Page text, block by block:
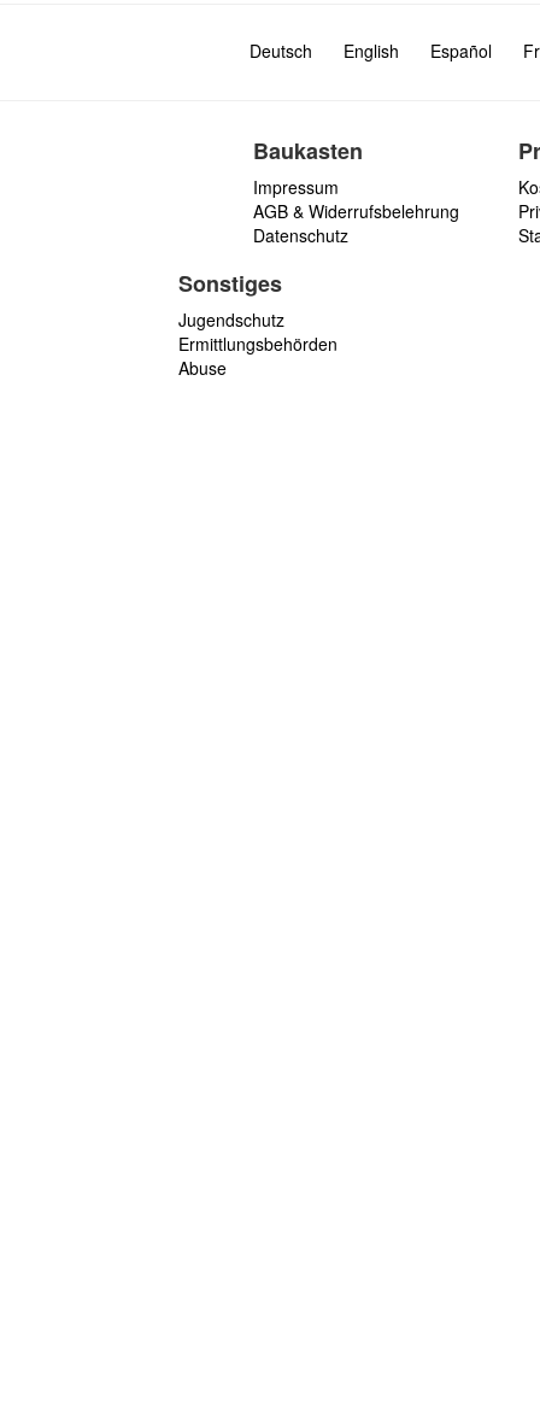
Deutsch English Español
Baukasten
Impressum
AGB & Widerrufsbelehrung
Datenschutz
Sonstiges
Jugendschutz
Ermittlungsbehörden
Abuse